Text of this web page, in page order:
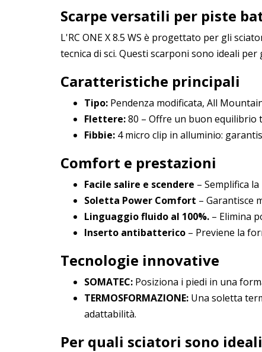
Scarpe versatili per piste
L'RC ONE X 8.5 WS è progettato per gli
tecnica di sci. Questi scarponi sono ideali
Caratteristiche principali
Tipo: Pendenza modificata, All
Flettere:80 – Offre un buon equilibrio
Fibbie: 4 micro clip in alluminio:
Comfort e prestazioni
Facile salire e scendere – Semplifica
Soletta Power Comfort – Garantisce
Linguaggio fluido al 100%. – Elimina
Inserto antibatterico – Previene la
Tecnologie innovative
SOMATEC: Posiziona i piedi in una
TERMOSFORMAZIONE: Una soletta
adattabilità.
Per quali sciatori sono